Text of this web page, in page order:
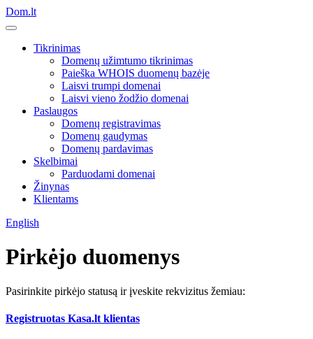
Dom.lt
Tikrinimas
Domenų užimtumo tikrinimas
Paieška WHOIS duomenų bazėje
Laisvi trumpi domenai
Laisvi vieno žodžio domenai
Paslaugos
Domenų registravimas
Domenų gaudymas
Domenų pardavimas
Skelbimai
Parduodami domenai
Žinynas
Klientams
English
Pirkėjo duomenys
Pasirinkite pirkėjo statusą ir įveskite rekvizitus žemiau:
Registruotas Kasa.lt klientas